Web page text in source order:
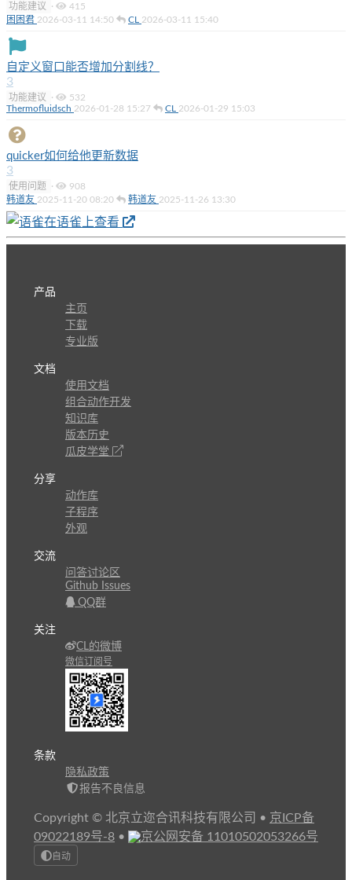
功能建议 ·
415
困困君 2026-03-11 14:50 CL 2026-03-11 15:40
自定义窗口能否增加分割线？
3
功能建议 ·
532
Thermofluidsch 2026-01-28 15:27 CL 2026-01-29 15:03
quicker如何给他更新数据
3
使用问题 ·
908
韩道友 2025-11-20 08:20 韩道友 2025-11-26 13:30
在语雀上查看
产品
主页
下载
专业版
文档
使用文档
组合动作开发
知识库
版本历史
瓜皮学堂
分享
动作库
子程序
外观
交流
问答讨论区
Github Issues
QQ群
关注
CL的微博
微信订阅号
条款
隐私政策
报告不良信息
Copyright © 北京立迩合讯科技有限公司 • 京ICP备
09022189号-8 • 京公网安备 11010502053266号
自动